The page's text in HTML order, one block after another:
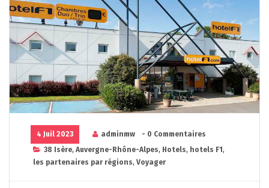
4 Juil 2023 adminmw
- 0 Commentaires
38 Isère, Auvergne-Rhône-Alpes, Hotels, hotels F1 ,
les partenaires par régions, Voyager